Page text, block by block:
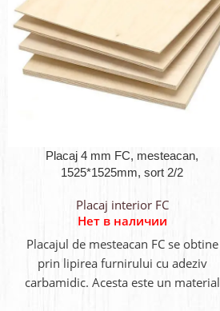
Placaj 4 mm FC, mesteacan,
1525*1525mm, sort 2/2
Placaj interior FC
Нет в наличии
Placajul de mesteacan FC se obtine
prin lipirea furnirului cu adeziv
carbamidic. Acesta este un material